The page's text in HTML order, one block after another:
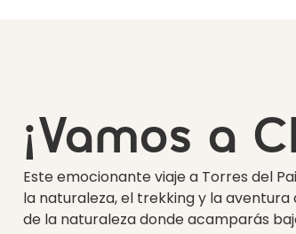
¡Vamos a
Este emocionante viaje a Torres del
la naturaleza, el trekking y la
de la naturaleza donde acamparás